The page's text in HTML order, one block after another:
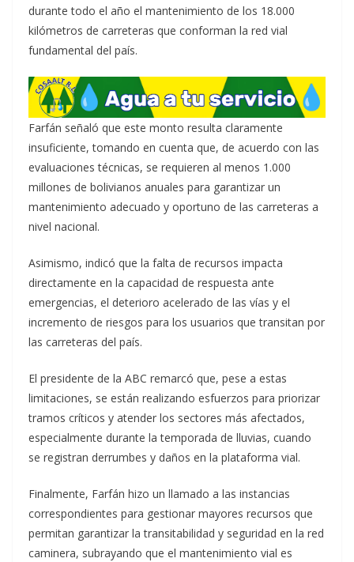
durante todo el año el mantenimiento de los 18.000
kilómetros de carreteras que conforman la red vial
fundamental del país.
Farfán señaló que este monto resulta claramente
insuficiente, tomando en cuenta que, de acuerdo con las
evaluaciones técnicas, se requieren al menos 1.000
millones de bolivianos anuales para garantizar un
mantenimiento adecuado y oportuno de las carreteras a
nivel nacional.
Asimismo, indicó que la falta de recursos impacta
directamente en la capacidad de respuesta ante
emergencias, el deterioro acelerado de las vías y el
incremento de riesgos para los usuarios que transitan por
las carreteras del país.
El presidente de la ABC remarcó que, pese a estas
limitaciones, se están realizando esfuerzos para priorizar
tramos críticos y atender los sectores más afectados,
especialmente durante la temporada de lluvias, cuando
se registran derrumbes y daños en la plataforma vial.
Finalmente, Farfán hizo un llamado a las instancias
correspondientes para gestionar mayores recursos que
permitan garantizar la transitabilidad y seguridad en la red
caminera, subrayando que el mantenimiento vial es